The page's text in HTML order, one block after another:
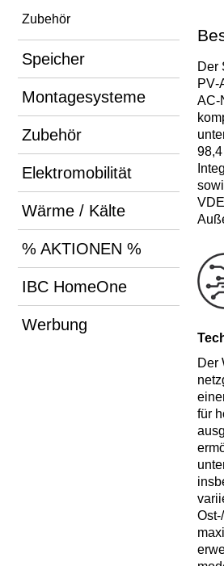
Zubehör
Speicher
Montagesysteme
Zubehör
Elektromobilität
Wärme / Kälte
% AKTIONEN %
IBC HomeOne
Werbung
Der
Der
für